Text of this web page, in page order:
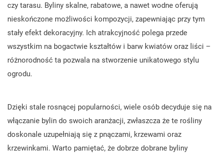
czy tarasu. Byliny skalne, rabatowe, a nawet wodne oferują
nieskończone możliwości kompozycji, zapewniając przy tym
stały efekt dekoracyjny. Ich atrakcyjność polega przede
wszystkim na bogactwie kształtów i barw kwiatów oraz liści –
różnorodność ta pozwala na stworzenie unikatowego stylu
ogrodu.
Dzięki stale rosnącej popularności, wiele osób decyduje się na
włączanie bylin do swoich aranżacji, zwłaszcza że te rośliny
doskonale uzupełniają się z pnączami, krzewami oraz
krzewinkami. Warto pamiętać, że dobrze dobrane byliny